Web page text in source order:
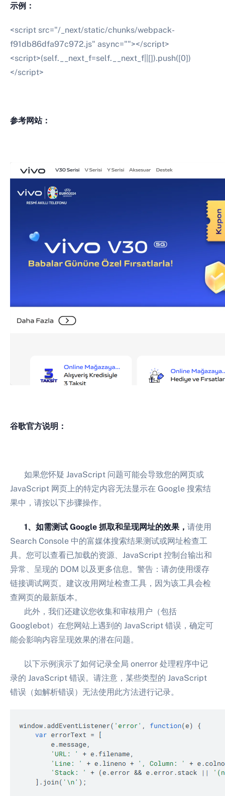
示例：
<script src="/_next/static/chunks/webpack-
f91db86dfa97c972.js" async=""></script>
<script>(self.__next_f=self.__next_f||[]).push([0])
</script>
参考网站：
谷歌官方说明：
如果您怀疑 JavaScript 问题可能会导致您的网页或
JavaScript 网页上的特定内容无法显示在 Google 搜索结
果中，请按以下步骤操作。
1、如需测试 Google 抓取和呈现网址的效果， 请使用
Search Console 中的富媒体搜索结果测试或网址检查工
具。您可以查看已加载的资源、JavaScript 控制台输出和
异常、呈现的 DOM 以及更多信息。警告：请勿使用缓存
链接调试网页。建议改用网址检查工具，因为该工具会检
查网页的最新版本。
此外，我们还建议您收集和审核用户（包括
Googlebot）在您网站上遇到的 JavaScript 错误，确定可
能会影响内容呈现效果的潜在问题。
以下示例演示了如何记录全局 onerror 处理程序中记
录的 JavaScript 错误。请注意，某些类型的 JavaScript
错误（如解析错误）无法使用此方法进行记录。